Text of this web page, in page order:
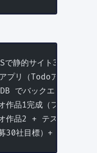
静的サイト3ページ作成
リ（Todoアプリ→天気
でバックエンドAPI構
品1完成（フルスタッ
作品2 + テスト + CI/
社目標）+ 面接対策